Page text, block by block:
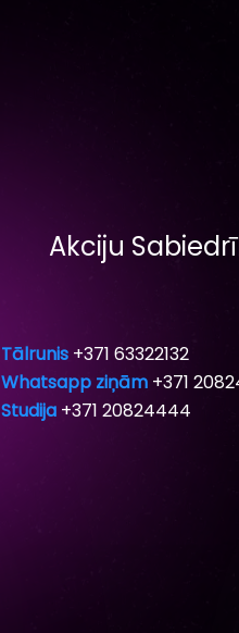
Akciju
Tālrunis +371 63322132
Whatsapp ziņām +371
Studija +371 20824444